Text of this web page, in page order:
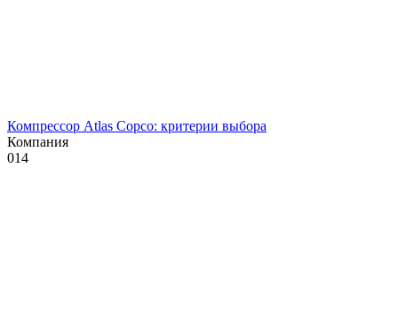
Компрессор Atlas Copco: критерии выбора
Компания
014